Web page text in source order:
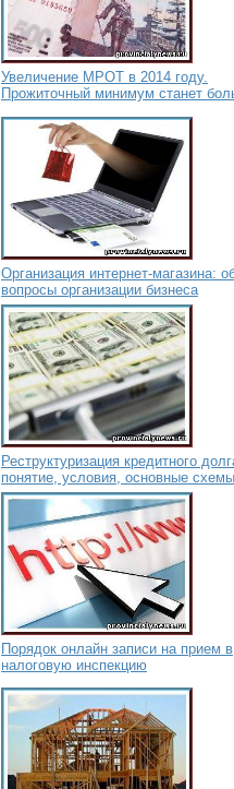
Увеличение МРОТ в 2014 году.
Прожиточный минимум станет
Организация интернет-магазина:
вопросы организации бизнеса
Реструктуризация кредитного
понятие, условия, основные схемы
Порядок онлайн записи на прием в
налоговую инспекцию